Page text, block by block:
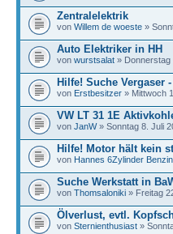
Zentralelektrik
von Willem de woeste »
Auto Elektriker in HH
von wurstsalat » Donnerstag
Hilfe! Suche Vergaser
von Erstbesitzer » Mittwoch
VW LT 31 1E
von JanW» Sonntag 8. Juli
Hilfe! Motor hält kein
von Hannes 6Zylinder
Suche Werkstatt in
von Thomsaloniki » Freitag
Ölverlust, evtl.
von Sternienthusiast »